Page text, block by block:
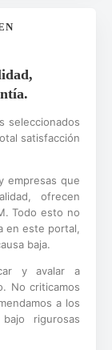
seleccionados
satisfacción
empresas que
ofrecen
Todo esto no
en este portal,
baja.
y avalar a
No criticamos
a los
rigurosas